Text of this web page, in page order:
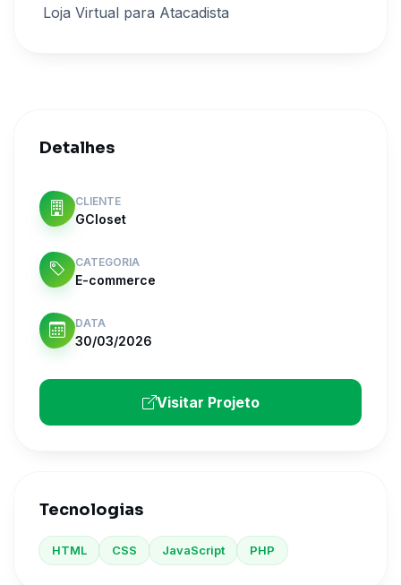
Loja Virtual para Atacadista
Detalhes
CLIENTE
GCloset
CATEGORIA
E-commerce
DATA
30/03/2026
Visitar Projeto
Tecnologias
HTML CSS JavaScript PHP